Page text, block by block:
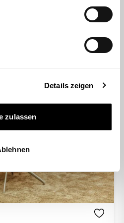
Details zeigen
zulassen